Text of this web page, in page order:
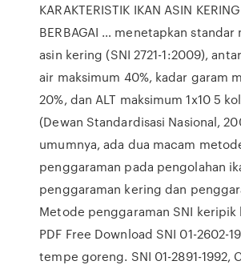
KARAKTERISTIK IKAN ASIN
BERBAGAI … menetapkan standar
asin kering (SNI 2721-1:2009),
air maksimum 40%, kadar garam
20%, dan ALT maksimum 1x10 5
(Dewan Standardisasi Nasional,
umumnya, ada dua macam
penggaraman pada pengolahan
penggaraman kering dan
Metode penggaraman SNI
PDF Free Download SNI 01-2602-
tempe goreng. SNI 01-2891-1992,